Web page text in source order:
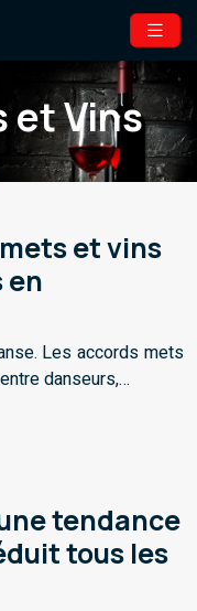
et Vins
et vins
Les accords mets
danseurs,…
tendance
tous les